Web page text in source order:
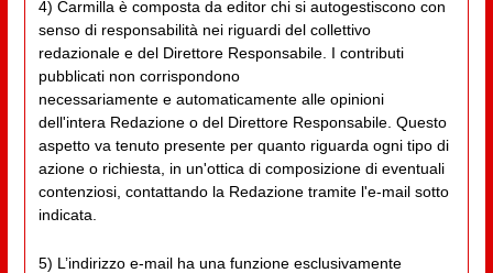
4) Carmilla è composta da editor chi si autogestiscono con
senso di responsabilità nei riguardi del collettivo
redazionale e del Direttore Responsabile. I contributi
pubblicati non corrispondono
necessariamente e automaticamente alle opinioni
dell'intera Redazione o del Direttore Responsabile. Questo
aspetto va tenuto presente per quanto riguarda ogni tipo di
azione o richiesta, in un'ottica di composizione di eventuali
contenziosi, contattando la Redazione tramite l'e-mail sotto
indicata.
5) L’indirizzo e-mail ha una funzione esclusivamente